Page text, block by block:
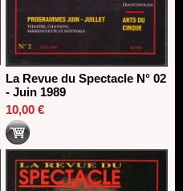
La Revue du Spectacle N° 02
- Juin 1989
10,00 €